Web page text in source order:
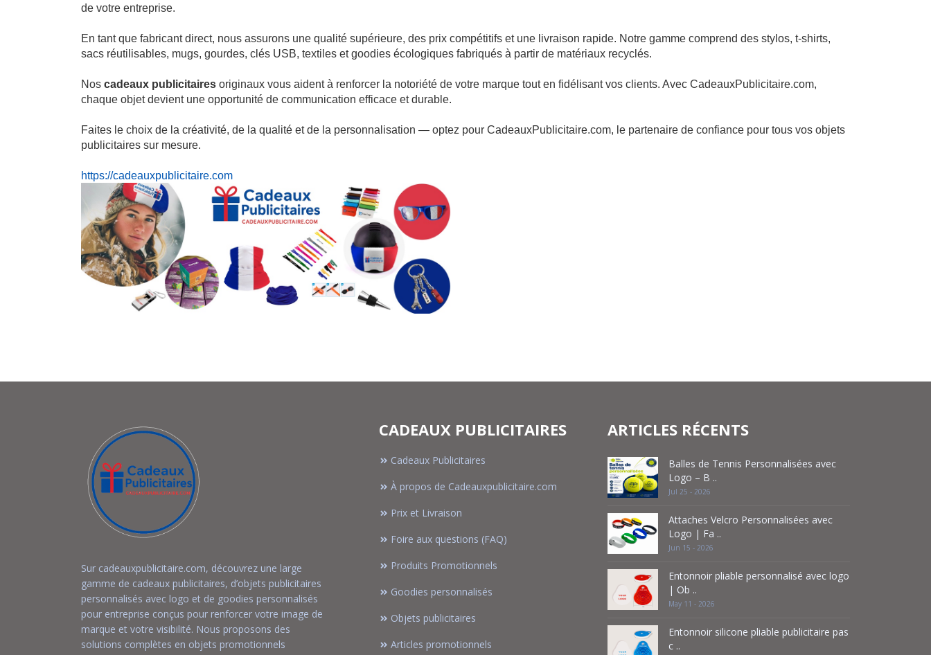
de votre entreprise.
En tant que fabricant direct, nous assurons une qualité supérieure, des prix compétitifs et une livraison rapide. Notre gamme comprend des stylos, t-shirts,
sacs réutilisables, mugs, gourdes, clés USB, textiles et goodies écologiques fabriqués à partir de matériaux recyclés.
Nos cadeaux publicitaires originaux vous aident à renforcer la notoriété de votre marque tout en fidélisant vos clients. Avec CadeauxPublicitaire.com,
chaque objet devient une opportunité de communication efficace et durable.
Faites le choix de la créativité, de la qualité et de la personnalisation — optez pour CadeauxPublicitaire.com, le partenaire de confiance pour tous vos objets
publicitaires sur mesure.
https://cadeauxpublicitaire.com
Sur cadeauxpublicitaire.com, découvrez une large
gamme de cadeaux publicitaires, d’objets publicitaires
personnalisés avec logo et de goodies personnalisés
pour entreprise conçus pour renforcer votre image de
marque et votre visibilité. Nous proposons des
solutions complètes en objets promotionnels
CADEAUX PUBLICITAIRES
Cadeaux Publicitaires
À propos de Cadeauxpublicitaire.com
Prix et Livraison
Foire aux questions (FAQ)
Produits Promotionnels
Goodies personnalisés
Objets publicitaires
Articles promotionnels
ARTICLES RÉCENTS
Balles de Tennis Personnalisées avec
Logo – B ..
Jul 25 - 2026
Attaches Velcro Personnalisées avec
Logo | Fa ..
Jun 15 - 2026
Entonnoir pliable personnalisé avec logo
| Ob ..
May 11 - 2026
Entonnoir silicone pliable publicitaire pas
c ..